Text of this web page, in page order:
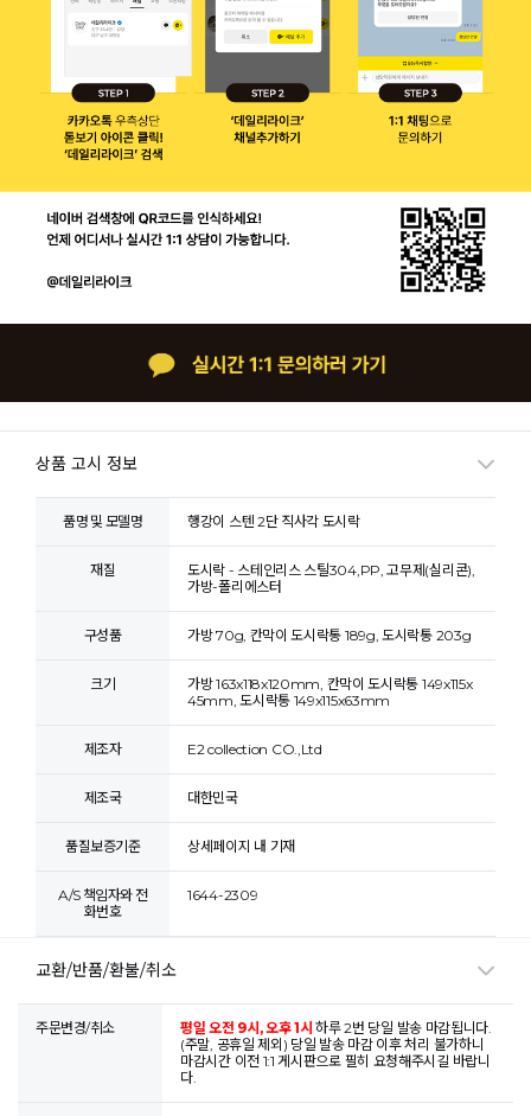
상품 고시 정보
품명 및 모델명 행강이 스텐 2단 직사각 도시락
재질
도시락 - 스테인리스 스틸304,PP, 고무제(실리콘),
가방-폴리에스터
구성품 가방 70g, 칸막이 도시락통 189g, 도시락통 203g
크기
가방 163x118x120mm, 칸막이 도시락통 149x115x
45mm, 도시락통 149x115x63mm
제조자 E2 collection CO.,Ltd
제조국 대한민국
품질보증기준 상세페이지 내 기재
A/S 책임자와 전
화번호
1644-2309
교환/반품/환불/취소
주문변경/취소 평일 오전 9시, 오후 1시하루 2번 당일 발송 마감됩니다.
(주말, 공휴일 제외) 당일 발송 마감 이후 처리 불가하니
마감시간 이전 1:1 게시판으로 필히 요청해주시길 바랍니
다.